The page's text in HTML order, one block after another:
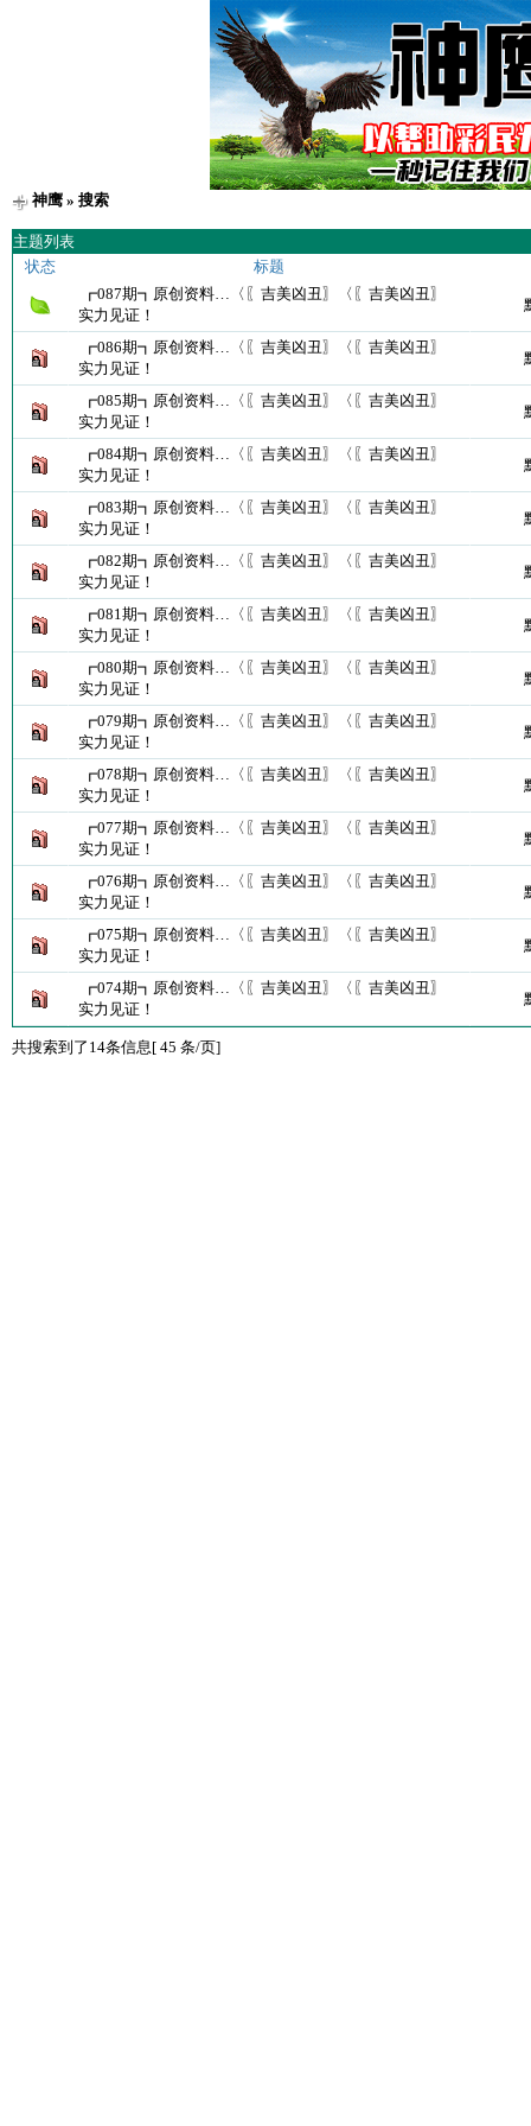
神鹰» 搜索
主题列表
状态
标题
┏087期┓原创资料…〈〖吉美凶丑〗〈〖吉美凶丑〗
实力见证！
┏086期┓原创资料…〈〖吉美凶丑〗〈〖吉美凶丑〗
实力见证！
┏085期┓原创资料…〈〖吉美凶丑〗〈〖吉美凶丑〗
实力见证！
┏084期┓原创资料…〈〖吉美凶丑〗〈〖吉美凶丑〗
实力见证！
┏083期┓原创资料…〈〖吉美凶丑〗〈〖吉美凶丑〗
实力见证！
┏082期┓原创资料…〈〖吉美凶丑〗〈〖吉美凶丑〗
实力见证！
┏081期┓原创资料…〈〖吉美凶丑〗〈〖吉美凶丑〗
实力见证！
┏080期┓原创资料…〈〖吉美凶丑〗〈〖吉美凶丑〗
实力见证！
┏079期┓原创资料…〈〖吉美凶丑〗〈〖吉美凶丑〗
实力见证！
┏078期┓原创资料…〈〖吉美凶丑〗〈〖吉美凶丑〗
实力见证！
┏077期┓原创资料…〈〖吉美凶丑〗〈〖吉美凶丑〗
实力见证！
┏076期┓原创资料…〈〖吉美凶丑〗〈〖吉美凶丑〗
实力见证！
┏075期┓原创资料…〈〖吉美凶丑〗〈〖吉美凶丑〗
实力见证！
┏074期┓原创资料…〈〖吉美凶丑〗〈〖吉美凶丑〗
实力见证！
共搜索到了14条信息[ 45 条/页]